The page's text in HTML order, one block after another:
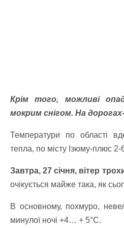
Крім того, можливі
мокрим снігом. На
Температури по області
тепла, по місту Ізюму-плюс 2-
Завтра, 27 січня, вітер
очікується майже така, як
В основному, похмуро,
минулої ночі +4… + 5°C.